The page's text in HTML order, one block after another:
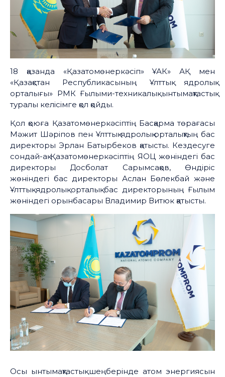
18 қазанда «Қазатомөнеркәсіп» ҰАК» АҚ мен
«Қазақстан Республикасының Ұлттық ядролық
орталығы» РМК Ғылыми-техникалық ынтымақтастық
туралы келісімге қол қойды.
Қол қоюға Қазатомөнеркәсіптің Басқарма төрағасы
Мәжит Шәріпов пен Ұлттық ядролық орталықтың бас
директоры Эрлан Батырбеков қатысты. Кездесуге
сондай-ақ Қазатомөнеркәсіптің ЯОЦ жөніндегі бас
директоры Досболат Сарымсақов, Өндіріс
жөніндегі бас директоры Аслан Бөлекбай және
Ұлттық ядролық орталық бас директорының Ғылым
жөніндегі орынбасары Владимир Витюк қатысты.
Осы ынтымақтастық шеңберінде атом энергиясын